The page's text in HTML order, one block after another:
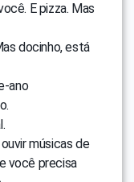
E pizza. Mas
docinho, está
ano
músicas de
você precisa